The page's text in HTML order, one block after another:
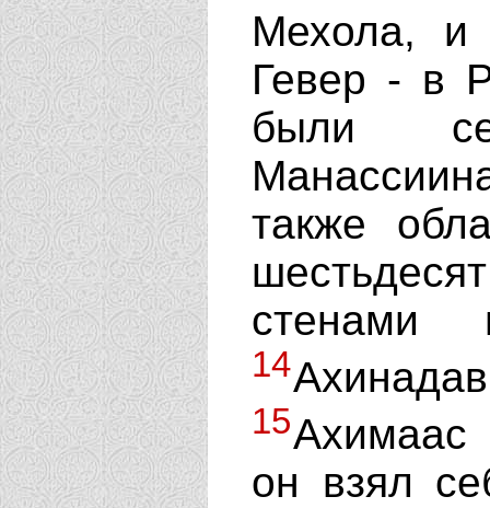
Мехола,
Гевер - в
были
также
стенами
14
15
он взял